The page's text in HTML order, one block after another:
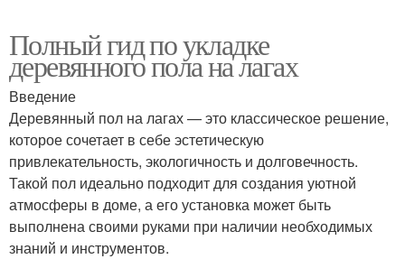
Полный гид по укладке
деревянного пола на лагах
Введение
Деревянный пол на лагах — это классическое решение,
которое сочетает в себе эстетическую
привлекательность, экологичность и долговечность.
Такой пол идеально подходит для создания уютной
атмосферы в доме, а его установка может быть
выполнена своими руками при наличии необходимых
знаний и инструментов.